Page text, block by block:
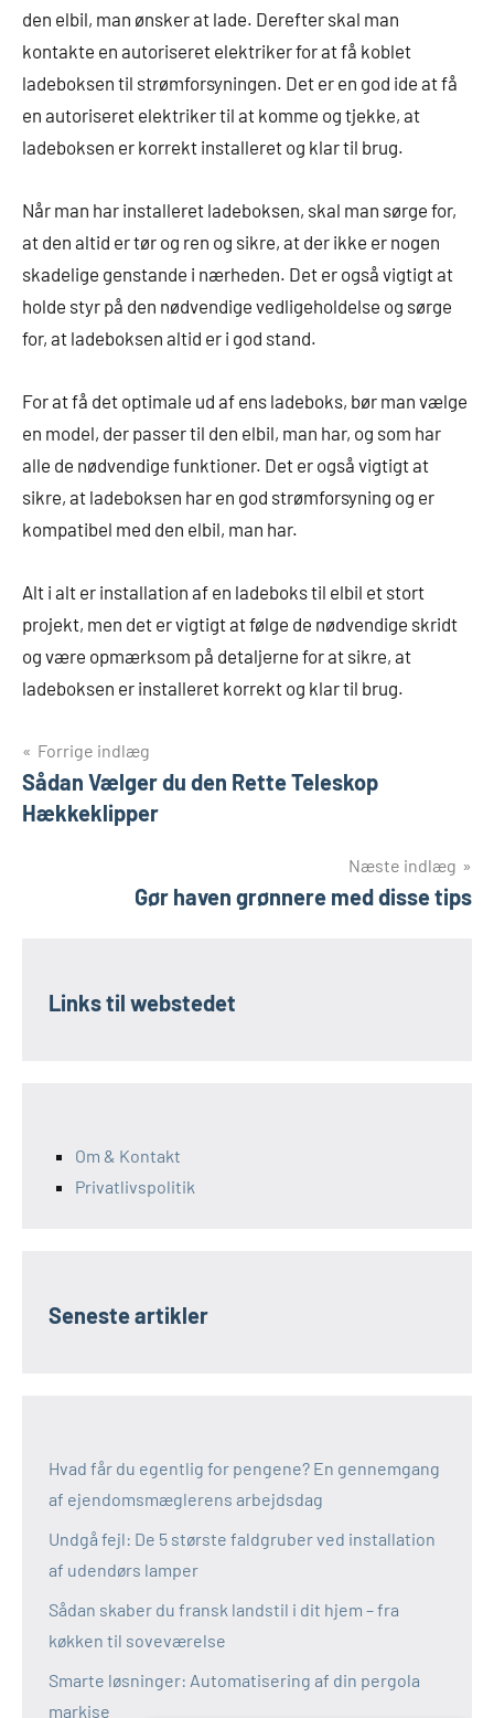
den elbil, man ønsker at lade. Derefter skal man
kontakte en autoriseret elektriker for at få koblet
ladeboksen til strømforsyningen. Det er en god ide at få
en autoriseret elektriker til at komme og tjekke, at
ladeboksen er korrekt installeret og klar til brug.
Når man har installeret ladeboksen, skal man sørge for,
at den altid er tør og ren og sikre, at der ikke er nogen
skadelige genstande i nærheden. Det er også vigtigt at
holde styr på den nødvendige vedligeholdelse og sørge
for, at ladeboksen altid er i god stand.
For at få det optimale ud af ens ladeboks, bør man vælge
en model, der passer til den elbil, man har, og som har
alle de nødvendige funktioner. Det er også vigtigt at
sikre, at ladeboksen har en god strømforsyning og er
kompatibel med den elbil, man har.
Alt i alt er installation af en ladeboks til elbil et stort
projekt, men det er vigtigt at følge de nødvendige skridt
og være opmærksom på detaljerne for at sikre, at
ladeboksen er installeret korrekt og klar til brug.
Indlægsnavigation
Forrige indlæg
Sådan Vælger du den Rette Teleskop
Hækkeklipper
Næste indlæg
Gør haven grønnere med disse tips
Links til webstedet
Om & Kontakt
Privatlivspolitik
Seneste artikler
Hvad får du egentlig for pengene? En gennemgang
af ejendomsmæglerens arbejdsdag
Undgå fejl: De 5 største faldgruber ved installation
af udendørs lamper
Sådan skaber du fransk landstil i dit hjem – fra
køkken til soveværelse
Smarte løsninger: Automatisering af din pergola
markise